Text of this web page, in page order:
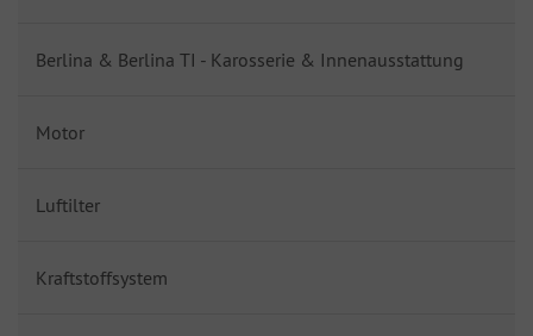
Berlina & Berlina TI - Karosserie & Innenausstattung
Motor
Luftilter
Kraftstoffsystem